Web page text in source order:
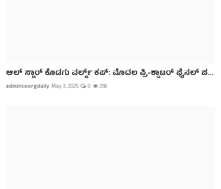
ಆಲ್ ಸ್ಟಾರ್ ಕೊಡಗು ವರ್ಲ್ಡ್ ಕಪ್: ಮೊದಲ ಪ್ರಿ-ಕ್ವಾಟರ್ ಫೈನಲ್ ಪ...
admincoorgdaily May 3, 2025 0 256